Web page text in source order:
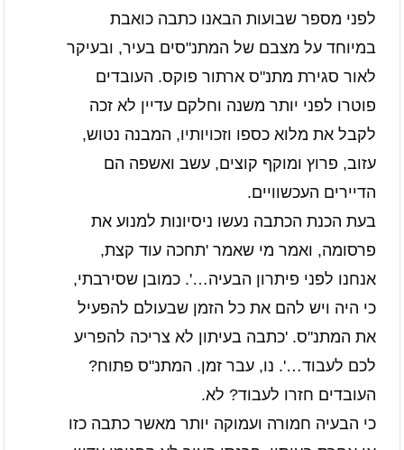
לפני מספר שבועות הבאנו כתבה כואבת
במיוחד על מצבם של המתנ"סים בעיר, ובעיקר
לאור סגירת מתנ"ס ארתור פוקס. העובדים
פוטרו לפני יותר משנה וחלקם עדיין לא זכה
לקבל את מלוא כספו וזכויותיו, המבנה נטוש,
עזוב, פרוץ ומוקף קוצים, עשב ואשפה הם
הדיירים העכשוויים.
בעת הכנת הכתבה נעשו ניסיונות למנוע את
פרסומה, ואמר מי שאמר 'תחכה עוד קצת,
אנחנו לפני פיתרון הבעיה…'. כמובן שסירבתי,
כי היה ויש להם את כל הזמן שבעולם להפעיל
את המתנ"ס. 'כתבה בעיתון לא צריכה להפריע
לכם לעבוד…'. נו, עבר זמן. המתנ"ס פתוח?
העובדים חזרו לעבוד? לא.
כי הבעיה חמורה ועמוקה יותר מאשר כתבה כזו